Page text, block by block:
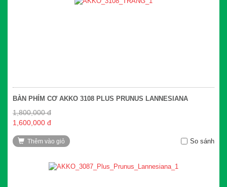
BÀN PHÍM CƠ AKKO 3108 PLUS PRUNUS LANNESIANA
1,800,000 đ
1,600,000 đ
Thêm vào giỏ So sánh